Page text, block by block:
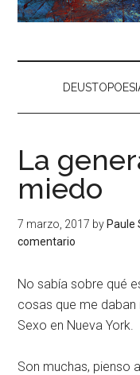
La
miedo
7 marzo, 2017 by Paule
comentario
No sabía sobre qué
cosas que me
Sexo en Nueva York.
Son muchas, pienso